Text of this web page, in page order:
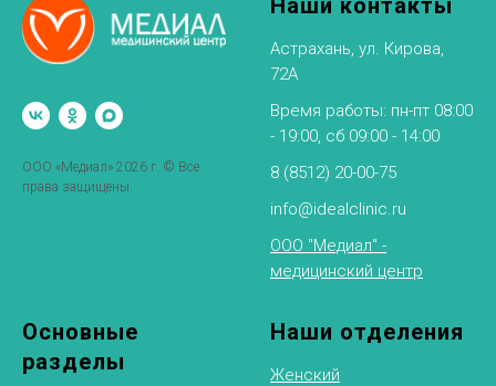
ООО «Медиал» 2026 г. © Все
права защищены.
Наши контакты
Астрахань, ул. Кирова,
72А
Время работы: пн-пт 08:00
- 19:00, сб 09:00 - 14:00
8 (8512) 20-00-75
info@idealclinic.ru
ООО "Медиал" -
медицинский центр
Основные
разделы
Наши отделения
Женский